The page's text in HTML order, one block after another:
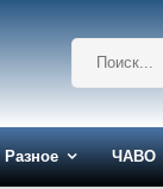
Разное ЧАВО